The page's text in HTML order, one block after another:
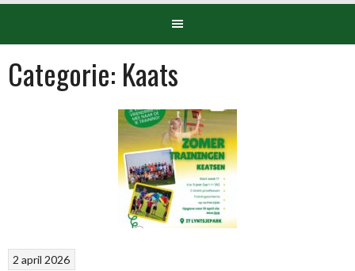
Categorie: Kaats
2 april 2026